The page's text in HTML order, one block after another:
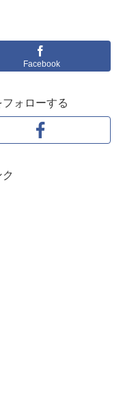
Facebook
ォローする